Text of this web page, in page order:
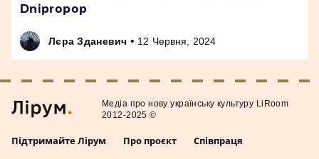
Dnipropop
Лєра Зданевич • 12 Червня, 2024
Підтримайте Лірум Про проєкт Співпраця
Медiа про нову українську культуру LiRoom
2012-2025 ©